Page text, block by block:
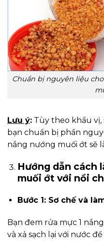
Chuẩn bị nguyên liệu
Lưu ý: Tùy theo khẩu vị,
bạn chuẩn bị phần
nắng nướng muối ớt sẽ
Hướng dẫn cách
muối ớt với nồi
Bước 1: Sơ chế và
Bạn đem rửa mực 1
và xả sạch lại với nước